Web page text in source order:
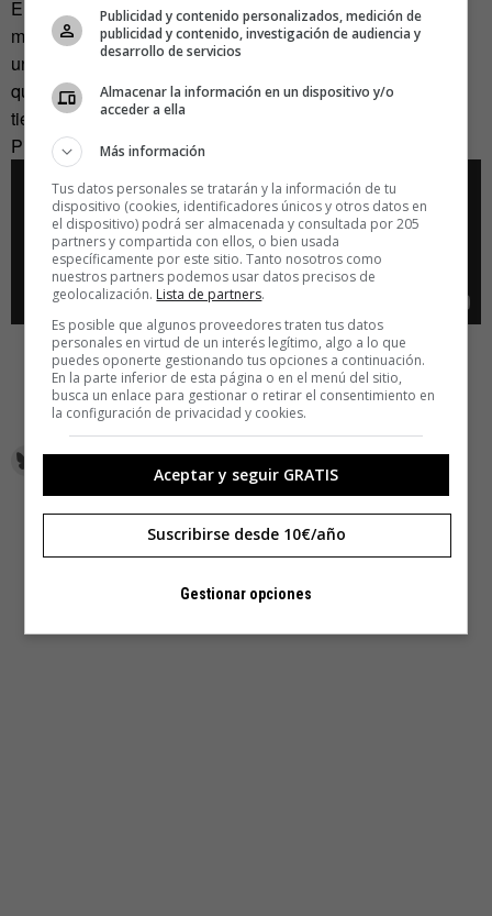
El precio de estos «juguetes» oscila entre los 40€ de los
multicópteros de juguete más económicos, «pasando por
unos 400 o 500€ de uno para poder competir o lo que
quieras gastar en componentes para mejorar el que ya
tienes. 1.000, 2.000€… El cielo es el límite :-)».
Pilotad con cuidado.
Publicidad y contenido personalizados, medición de
publicidad y contenido, investigación de audiencia y
desarrollo de servicios
Almacenar la información en un dispositivo y/o
acceder a ella
Más información
Tus datos personales se tratarán y la información de tu
dispositivo (cookies, identificadores únicos y otros datos en
el dispositivo) podrá ser almacenada y consultada por 205
partners y compartida con ellos, o bien usada
específicamente por este sitio. Tanto nosotros como
nuestros partners podemos usar datos precisos de
geolocalización. Lista de partners.
Es posible que algunos proveedores traten tus datos
personales en virtud de un interés legítimo, algo a lo que
puedes oponerte gestionando tus opciones a continuación.
En la parte inferior de esta página o en el menú del sitio,
busca un enlace para gestionar o retirar el consentimiento en
la configuración de privacidad y cookies.
Aceptar y seguir GRATIS
Suscribirse desde 10€/año
Gestionar opciones